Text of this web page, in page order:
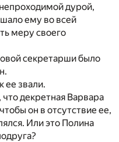
дурой,
ему во всей
меру своего
секретарши было
ее звали.
декретная Варвара
он в отсутствие ее,
Или это Полина